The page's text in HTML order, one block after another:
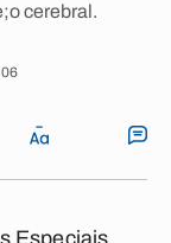
cerebral.
Especiais